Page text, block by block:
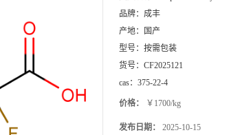
品牌： 成丰
产地：
国产
型号： 按需包装
货号： CF2025121
cas： 375-22-4
价格： ￥1700/kg
发布日期： 2025-10-15